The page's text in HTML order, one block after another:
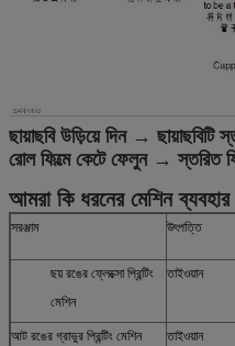
ছায়াছবি উড়িয়ে দিন →
রোল ফিল্মে কেটে ফেলুন → স্তরিত
আমরা কি ধরনের মেশিন
সরঞ্জাম উৎপত্তি
ছয় রঙের ফ্লেক্সো প্রিন্টিং
মেশিন
তাইওয়ান
আট রঙের গ্রাভুর প্রিন্টিং মেশিন তাইওয়ান